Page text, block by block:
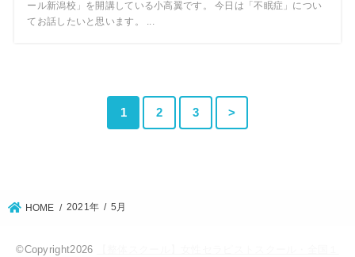
ール新潟校」を開講している小高翼です。 今日は「不眠症」につい
てお話したいと思います。 ...
1 2 3 >
HOME 2021年 5月
©Copyright2026